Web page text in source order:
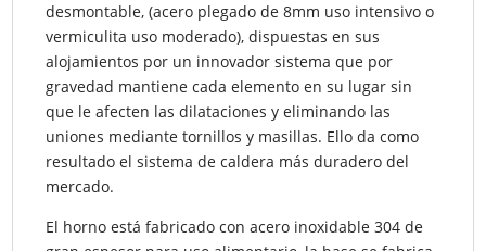
desmontable, (acero plegado de 8mm uso intensivo o
vermiculita uso moderado), dispuestas en sus
alojamientos por un innovador sistema que por
gravedad mantiene cada elemento en su lugar sin
que le afecten las dilataciones y eliminando las
uniones mediante tornillos y masillas. Ello da como
resultado el sistema de caldera más duradero del
mercado.
El horno está fabricado con acero inoxidable 304 de